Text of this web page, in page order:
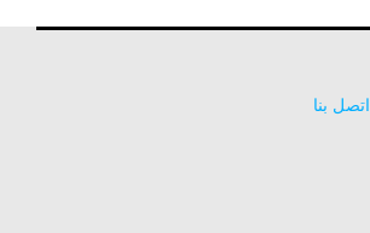
اتصل بنا